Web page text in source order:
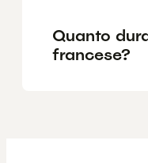
Quanto
francese?